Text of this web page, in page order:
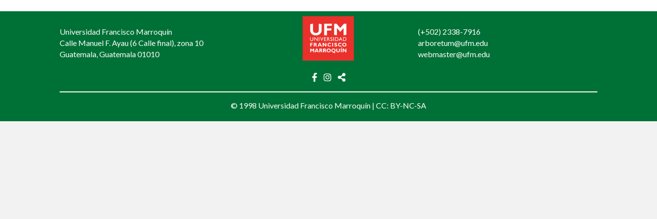
Universidad Francisco Marroquín
Calle Manuel F. Ayau (6 Calle final), zona 10
Guatemala, Guatemala 01010
(+502) 2338-7916
arboretum@ufm.edu
webmaster@ufm.edu
© 1998 Universidad Francisco Marroquín | CC: BY-NC-SA